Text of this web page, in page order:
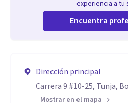
experiencia a tu
Encuentra
Dirección principal
Carrera 9 #10-25, Tunja,
Mostrar en el mapa